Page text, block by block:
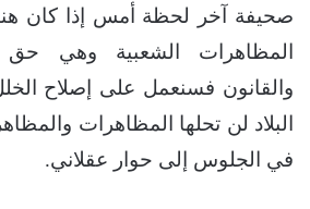
صحيفة آخر لحظة أمس إذا كان
المظاهرات الشعبية وهي حق
والقانون فسنعمل على إصلاح
البلاد لن تحلها المظاهرات
في الجلوس إلى حوار عقلاني.